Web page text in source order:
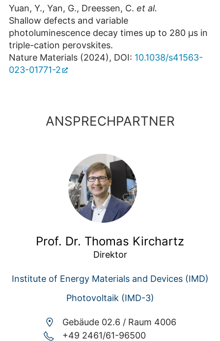
Yuan, Y., Yan, G., Dreessen, C. et al.
Shallow defects and variable
photoluminescence decay times up to 280 µs in
triple-cation perovskites.
Nature Materials (2024), DOI: 10.1038/s41563-
023-01771-2
ANSPRECHPARTNER
Prof. Dr. Thomas Kirchartz
Direktor
Institute of Energy Materials and Devices (IMD)
Photovoltaik (IMD-3)
Gebäude 02.6 / Raum 4006
+49 2461/61-96500